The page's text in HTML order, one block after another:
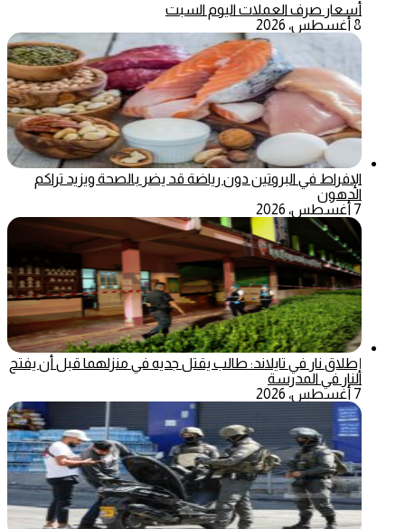
أسعار صرف العملات اليوم السبت
8 أغسطس، 2026
الإفراط في البروتين دون رياضة قد يضر بالصحة ويزيد تراكم
الدهون
7 أغسطس، 2026
إطلاق نار في تايلاند: طالب يقتل جديه في منزلهما قبل أن يفتح
النار في المدرسة
7 أغسطس، 2026